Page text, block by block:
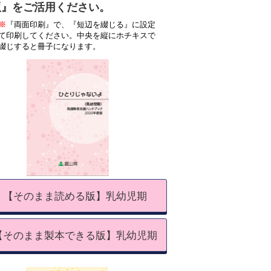
をご活用ください。
『両面印刷』で、『短辺を綴じる』に設定
印刷してください。中央を縦にホチキスで
じすると冊子になります。
【そのまま読める版】乳幼児期
そのまま製本できる版】乳幼児期